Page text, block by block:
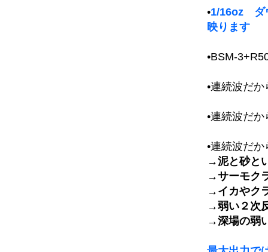
•1/16oz ダ
映ります
•BSM-
•連続波だ
•連続波だ
•連続波だ
→泥と砂と
→サーモク
→イカやク
→弱い２次
→深場の弱